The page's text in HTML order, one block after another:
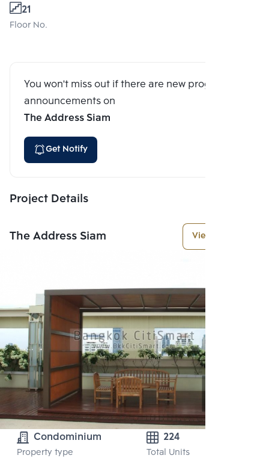
21
Floor No.
You won't miss out if there are new program
announcements on
The Address Siam
Get Notify
Project Details
The Address Siam View More
Condominium
Property type
224
Total Units